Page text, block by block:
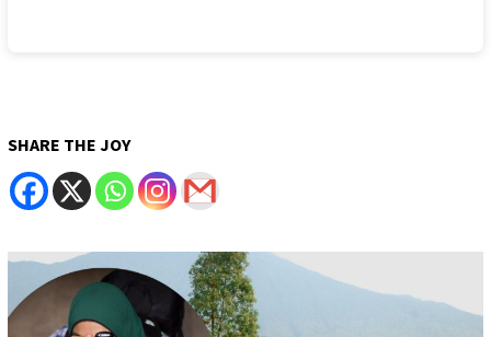
SHARE THE JOY